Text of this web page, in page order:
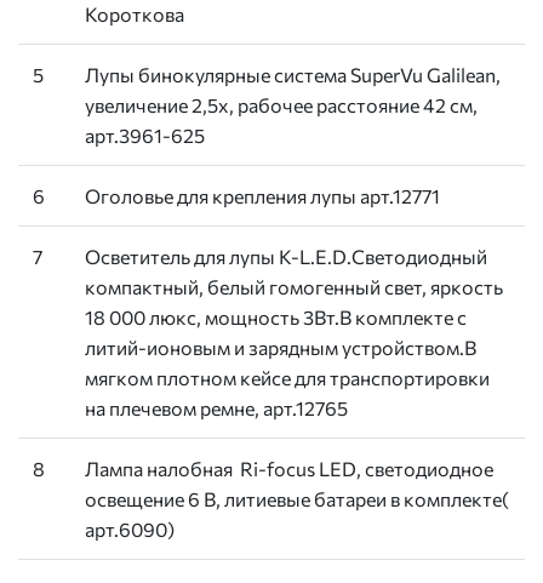
Короткова
5
Лупы бинокулярные система SuperVu Galilean,
увеличение 2,5х, рабочее расстояние 42 см,
арт.3961-625
6 Оголовье для крепления лупы арт.12771
7
Осветитель для лупы K-L.E.D.Светодиодный
компактный, белый гомогенный свет, яркость
18 000 люкс, мощность 3Вт.В комплекте с
литий-ионовым и зарядным устройством.В
мягком плотном кейсе для транспортировки
на плечевом ремне, арт.12765
8
Лампа налобная Ri-focus LED, светодиодное
освещение 6 В, литиевые батареи в комплекте(
арт.6090)